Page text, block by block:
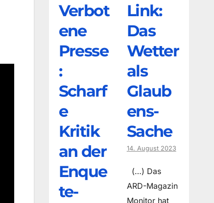
Verbot
ene
Presse
:
Scharf
e
Kritik
an der
Enque
te-
Link:
Das
Wetter
als
Glaub
ens-
Sache
14. August 2023
(…) Das
ARD-Magazin
Monitor hat